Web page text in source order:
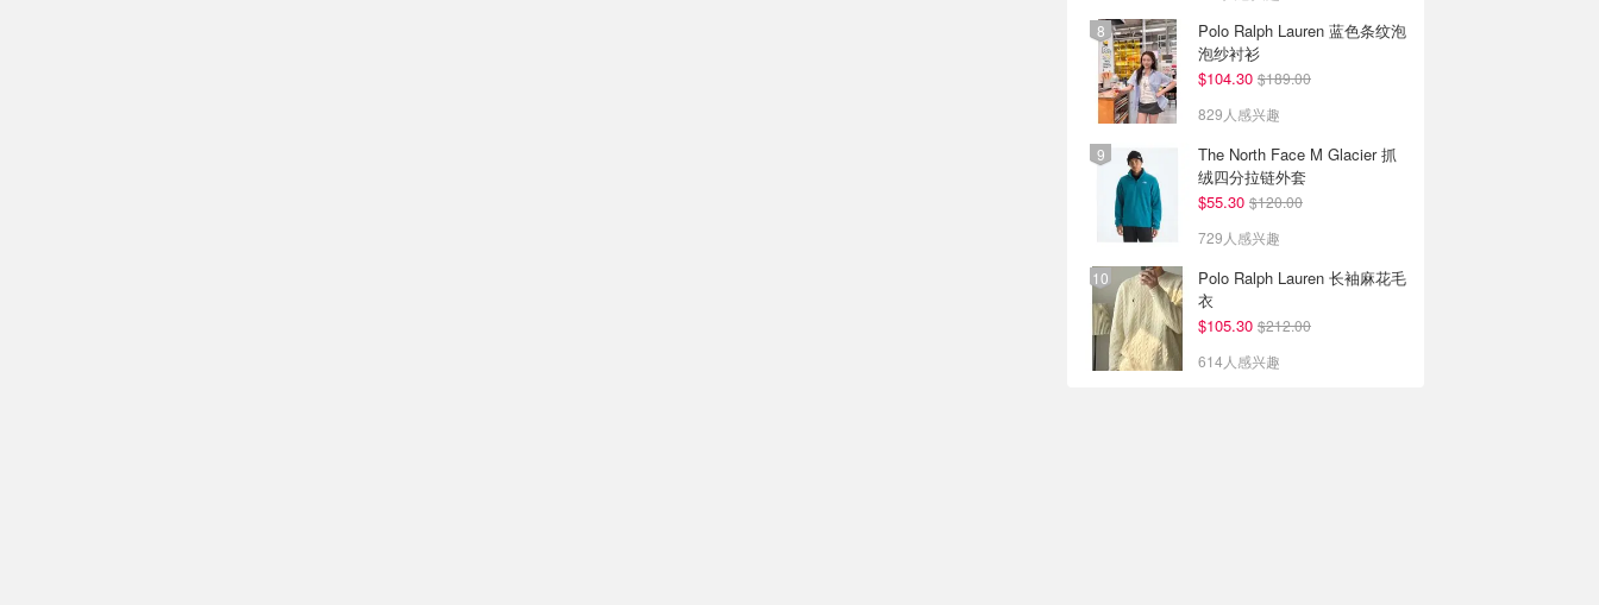
Polo Ralph Lauren 蓝色条纹泡
泡纱衬衫
$104.30 $189.00
829人感兴趣
The North Face M Glacier 抓
绒四分拉链外套
$55.30 $120.00
729人感兴趣
Polo Ralph Lauren 长袖麻花毛
衣
$105.30 $212.00
614人感兴趣